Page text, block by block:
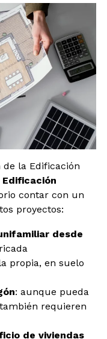
de la Edificación
contar con un
proyectos:
desde
propia, en suelo
: aunque pueda
requieren
de viviendas